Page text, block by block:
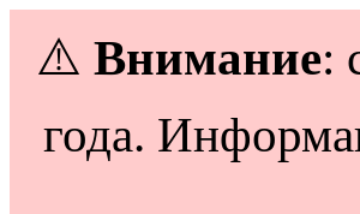
⚠️ Внимание:
года.